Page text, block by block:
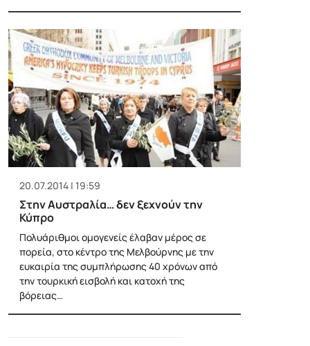
20.07.2014 | 19:59
Στην Αυστραλία… δεν ξεχνούν την
Κύπρο
Πολυάριθμοι ομογενείς έλαβαν μέρος σε
πορεία, στο κέντρο της Μελβούρνης με την
ευκαιρία της συμπλήρωσης 40 χρόνων από
την τουρκική εισβολή και κατοχή της
βόρειας…